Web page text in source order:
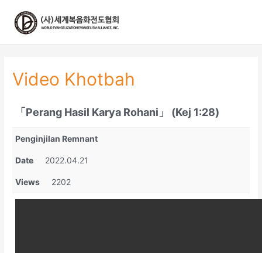
Video Khotbah
「Perang Hasil Karya Rohani」 (Kej 1:28)
Penginjilan Remnant
Date 2022.04.21
Views 2202